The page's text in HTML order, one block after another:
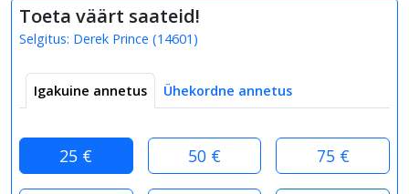
Toeta väärt saateid!
Selgitus: Derek Prince (14601 )
Igakuine annetus Ühekordne annetus
25 € 50 € 75 €